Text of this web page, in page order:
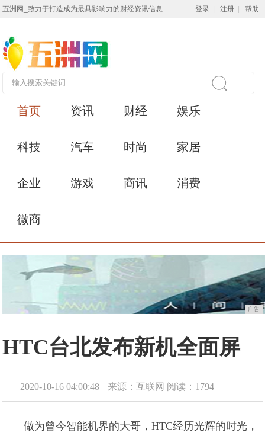
五洲网_致力于打造成为最具影响力的财经资讯信息 登录 注册 帮助
首页 资讯 财经 娱乐
科技 汽车 时尚 家居
企业 游戏 商讯 消费
微商
广告
HTC台北发布新机全面屏
2020-10-16 04:00:48 来源：互联网 阅读：1794
做为曾今智能机界的大哥，HTC经历光辉的时光，